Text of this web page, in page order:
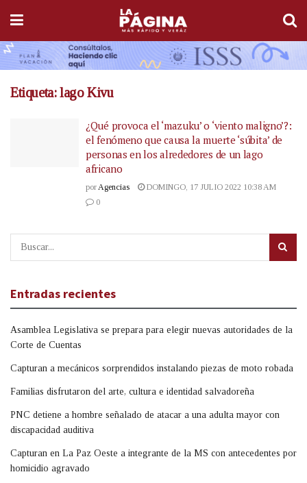
Etiqueta:lago Kivu
¿Qué provoca el ‘mazuku’ o ‘viento maligno’?:
el fenómeno que causa la muerte ‘súbita’ de
personas en los alrededores de un lago
africano
por Agencias
DOMINGO, 17 JULIO 2022 10:38 AM
0
Entradas recientes
Asamblea Legislativa se prepara para elegir nuevas autoridades de la
Corte de Cuentas
Capturan a mecánicos sorprendidos instalando piezas de moto robada
Familias disfrutaron del arte, cultura e identidad salvadoreña
PNC detiene a hombre señalado de atacar a una adulta mayor con
discapacidad auditiva
Capturan en La Paz Oeste a integrante de la MS con antecedentes por
homicidio agravado